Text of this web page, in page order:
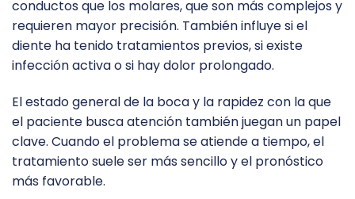
conductos que los molares, que son más complejos y
requieren mayor precisión. También influye si el
diente ha tenido tratamientos previos, si existe
infección activa o si hay dolor prolongado.
El estado general de la boca y la rapidez con la que
el paciente busca atención también juegan un papel
clave. Cuando el problema se atiende a tiempo, el
tratamiento suele ser más sencillo y el pronóstico
más favorable.